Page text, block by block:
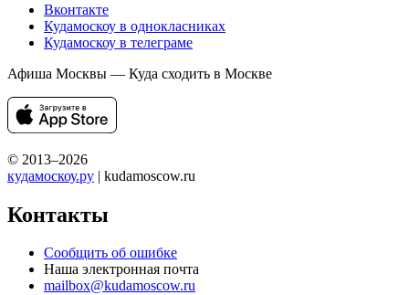
Вконтакте
Кудамоскоу в однокласниках
Кудамоскоу в телеграме
Афиша Москвы — Куда сходить в Москве
© 2013–2026
кудамоскоу.ру | kudamoscow.ru
Контакты
Сообщить об ошибке
Наша электронная почта
mailbox@kudamoscow.ru